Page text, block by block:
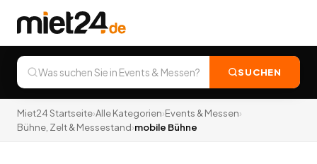
SUCHEN
Miet24 Startseite›Alle Kategorien›Events & Messen›
Bühne, Zelt & Messestand›mobile Bühne